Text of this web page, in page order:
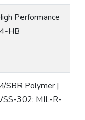
Performance
HB
SBR Polymer |
302; MIL-R-